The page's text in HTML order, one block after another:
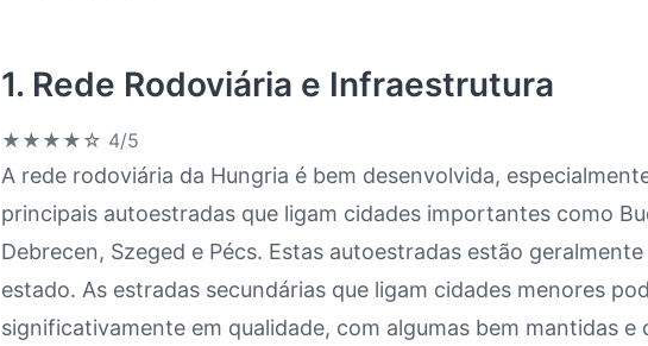
1. Rede Rodoviária e Infraestrutura
★★★★☆ 4/5
A rede rodoviária da Hungria é bem desenvolvida,
principais autoestradas que ligam cidades importantes como
Debrecen, Szeged e Pécs. Estas autoestradas estão
estado. As estradas secundárias que ligam cidades menores
significativamente em qualidade, com algumas bem mantidas e